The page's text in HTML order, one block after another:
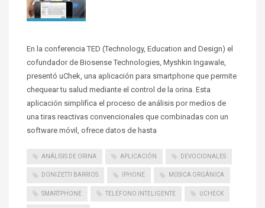
En la conferencia TED (Technology, Education and Design) el
cofundador de Biosense Technologies, Myshkin Ingawale,
presentó uChek, una aplicación para smartphone que permite
chequear tu salud mediante el control de la orina. Esta
aplicación simplifica el proceso de análisis por medios de
una tiras reactivas convencionales que combinadas con un
software móvil, ofrece datos de hasta
ANÁLISIS DE ORINA APLICACIÓN DEVOCIONALES
DONIZETTI BARRIOS IPHONE MÚSICA ORGÁNICA
SMARTPHONE TELÉFONO INTELIGENTE UCHECK